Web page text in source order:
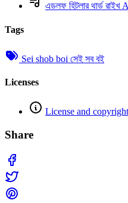
এডলফ হিটলার থার্ড
Tags
Sei shob boi সেই সব বই
Licenses
License and
Share